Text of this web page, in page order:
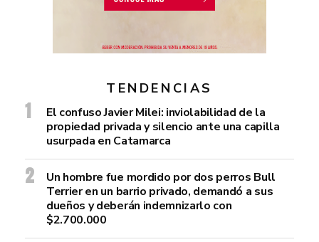
TENDENCIAS
El confuso Javier Milei: inviolabilidad de la
propiedad privada y silencio ante una capilla
usurpada en Catamarca
Un hombre fue mordido por dos perros Bull
Terrier en un barrio privado, demandó a sus
dueños y deberán indemnizarlo con
$2.700.000